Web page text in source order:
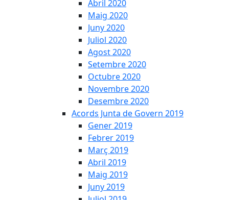
Abril 2020
Maig 2020
Juny 2020
Juliol 2020
Agost 2020
Setembre 2020
Octubre 2020
Novembre 2020
Desembre 2020
Acords Junta de Govern 2019
Gener 2019
Febrer 2019
Març 2019
Abril 2019
Maig 2019
Juny 2019